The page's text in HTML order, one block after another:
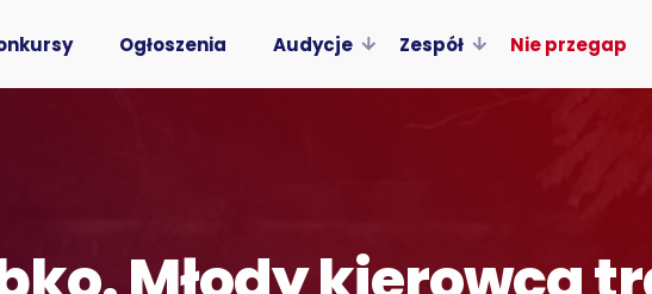
Ogłoszenia Audycje Zespół Nie przegap